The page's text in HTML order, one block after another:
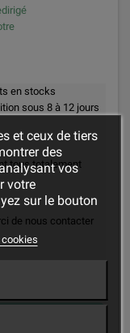
en stocks
sous 8 à 12 jours
tous totalement
de nous contacter
et ceux de tiers
des
vos
votre
sur le bouton